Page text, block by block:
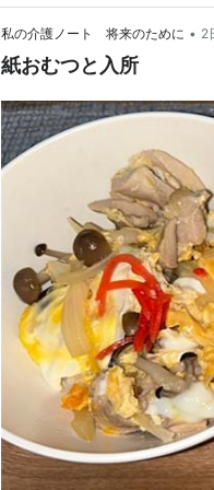
私の介護ノート 将来のために • 2
紙おむつと入所